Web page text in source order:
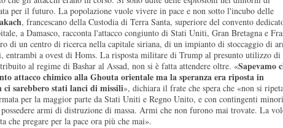
per il futuro. La popolazione vuole vivere in pace e non sotto l'incubo delle
, francescano della Custodia di Terra Santa, superiore del convento
a Damasco, racconta l'attacco congiunto di Stati Uniti, Gran Bretagna e
di un centro di ricerca nella capitale siriana, di un impianto di stoccaggio di
entrambi a ovest di Homs. La risposta militare di Trump al presunto utilizzo
al regime di Bashar al Assad, non si è fatta attendere oltre. «Sapevamo
attacco chimico alla Ghouta orientale ma la speranza era riposta in
sarebbero stati lanci di missili», dichiara il frate che spera che «non si
per la maggior parte da Stati Uniti e Regno Unito, e con contingenti
armi di distruzione di massa. Armi che non furono mai trovate. La
che pregare per la pace ora più che mai».